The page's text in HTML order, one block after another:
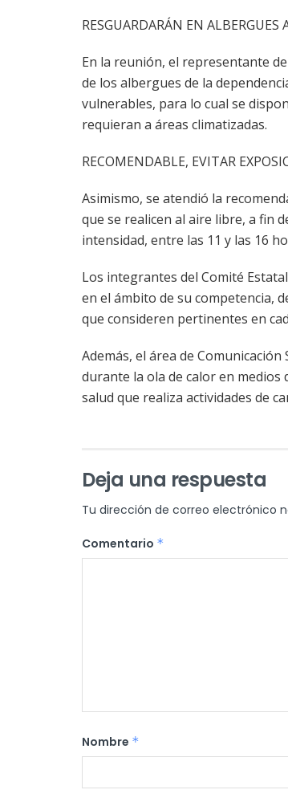
RESGUARDARÁN EN
En la reunión, el representante
de los albergues de la
vulnerables, para lo cual se
requieran a áreas climatizadas.
RECOMENDABLE, EVITAR
Asimismo, se atendió la
que se realicen al aire libre, a fin
intensidad, entre las 11 y las 16
Los integrantes del Comité
en el ámbito de su competencia,
que consideren pertinentes en
Además, el área de
durante la ola de calor en medios
salud que realiza actividades de
Deja una respuesta
Tu dirección de correo electrónico
Comentario *
Nombre *